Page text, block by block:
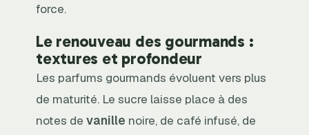
force.
Le renouveau des gourmands :
textures et profondeur
Les parfums gourmands évoluent vers plus
de maturité. Le sucre laisse place à des
notes de vanille noire, de café infusé, de